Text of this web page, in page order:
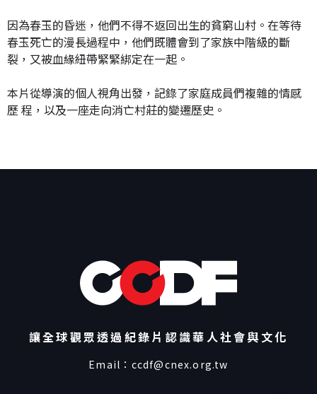
因為春玉的昏迷，他們不得不返回出生的貧窮山村。在等待
春玉死亡的漫長過程中，他們既體會到了家族中階級的斷
裂，又被血緣紐帶緊緊綁定在一起。
本片從導演的個人視角出發，記錄了家庭成員們複雜的情感
歷 程，以及一座走向消亡村莊的變遷歷史。
讓全球觀眾透過紀錄片認識華人社會與文化
Email： ccdf@cnex.org.tw